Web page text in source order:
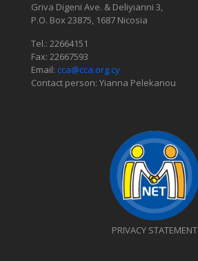
Griva Digeni Ave. & Deliyianni 3,
P.O. Box 23875, 1687 Nicosia
Tel.: 22664151
Fax: 22667593
Email: cca@cca.org.cy
Contact person: Yianna Pelekanou
PRIVACY STATEMENT